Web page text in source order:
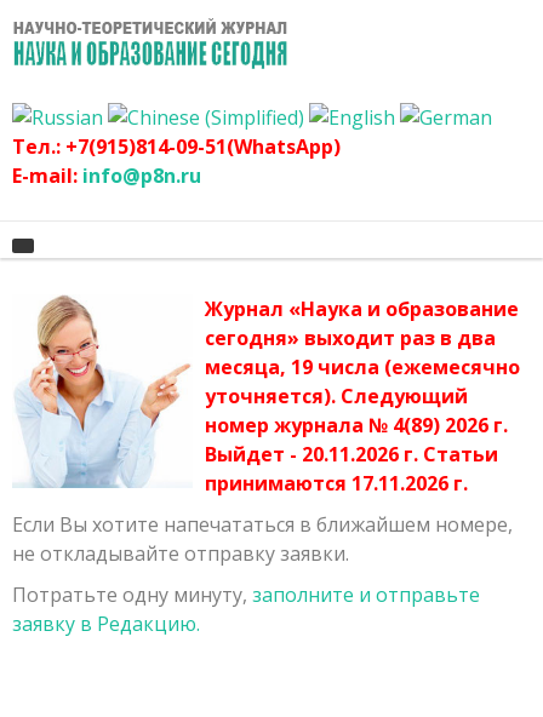
Тел.: +7(915)814-09-51(WhatsApp)
E-mail: info@p8n.ru
Главная
Архив журнала
Сертификат
Публикационная этика журнала
Политика журнала
Порядок рецензирования рукописей, поступивших в
редакцию
О журнале
График
Оргвзнос
Наши авторы
Физико-математические науки
Химические науки
Заявка на публикацию
Контакты
Журнал «Наука и образование
сегодня» выходит раз в два
месяца, 19 числа (ежемесячно
уточняется). Следующий
номер журнала № 4(89) 2026 г.
Выйдет - 20.11.2026 г. Статьи
принимаются 17.11.2026 г.
Если Вы хотите напечататься в ближайшем номере,
не откладывайте отправку заявки.
Потратьте одну минуту, заполните и отправьте
заявку в Редакцию.